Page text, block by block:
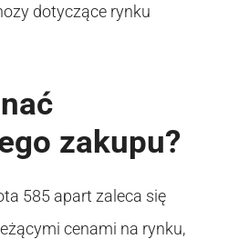
dotyczące rynku
zakupu?
585 apart zaleca się
cenami na rynku,